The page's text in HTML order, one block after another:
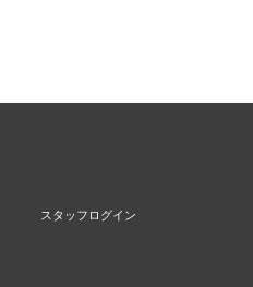
スタッフログイン